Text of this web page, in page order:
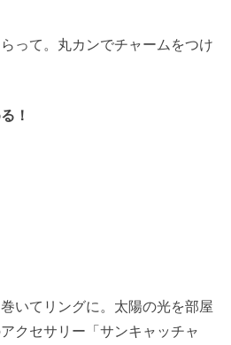
って。丸カンでチャームをつけ
！
いてリングに。太陽の光を部屋
クセサリー「サンキャッチャ